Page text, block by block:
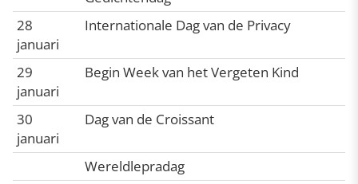
28
januari
Internationale Dag van de Privacy
29
januari
Begin Week van het Vergeten Kind
30
januari
Dag van de Croissant
Wereldlepradag